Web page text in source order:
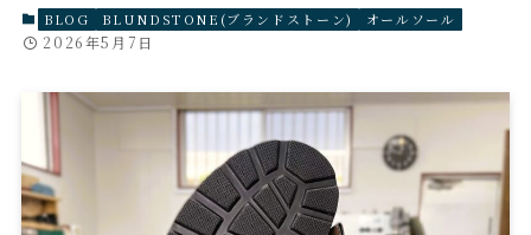
BLOG BLUNDSTONE(ブランドストーン) オールソール
2026年5月7日